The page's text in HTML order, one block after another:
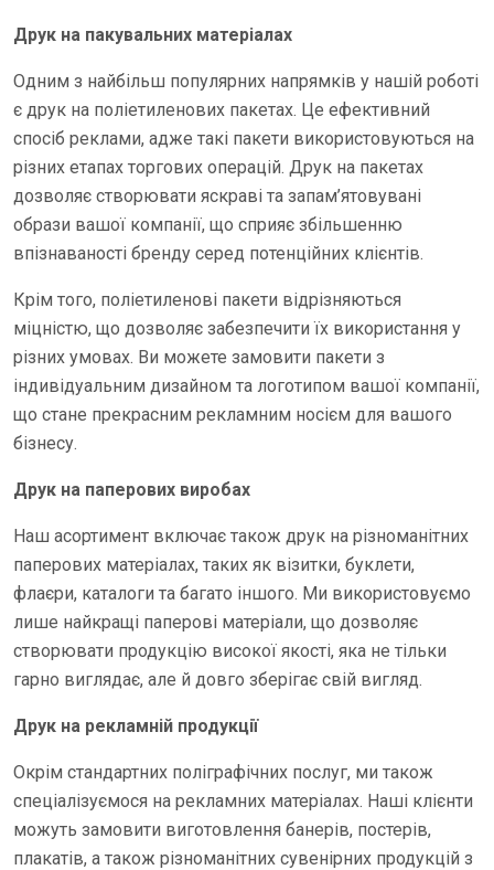
Друк на пакувальних матеріалах
Одним з найбільш популярних напрямків у нашій роботі
є друк на поліетиленових пакетах. Це ефективний
спосіб реклами, адже такі пакети використовуються на
різних етапах торгових операцій. Друк на пакетах
дозволяє створювати яскраві та запам’ятовувані
образи вашої компанії, що сприяє збільшенню
впізнаваності бренду серед потенційних клієнтів.
Крім того, поліетиленові пакети відрізняються
міцністю, що дозволяє забезпечити їх використання у
різних умовах. Ви можете замовити пакети з
індивідуальним дизайном та логотипом вашої компанії,
що стане прекрасним рекламним носієм для вашого
бізнесу.
Друк на паперових виробах
Наш асортимент включає також друк на різноманітних
паперових матеріалах, таких як візитки, буклети,
флаєри, каталоги та багато іншого. Ми використовуємо
лише найкращі паперові матеріали, що дозволяє
створювати продукцію високої якості, яка не тільки
гарно виглядає, але й довго зберігає свій вигляд.
Друк на рекламній продукції
Окрім стандартних поліграфічних послуг, ми також
спеціалізуємося на рекламних матеріалах. Наші клієнти
можуть замовити виготовлення банерів, постерів,
плакатів, а також різноманітних сувенірних продукцій з